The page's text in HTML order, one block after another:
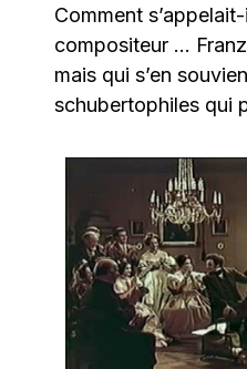
Comment
compositeur …
mais qui s’en
schubertophiles qui